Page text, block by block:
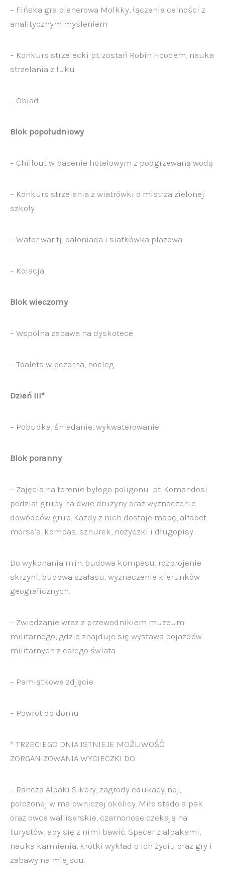
– Fińska gra plenerowa Molkky, łączenie celności z
analitycznym myśleniem
– Konkurs strzelecki pt. zostań Robin Hoodem, nauka
strzelania z łuku
– Obiad
Blok popołudniowy
– Chillout w basenie hotelowym z podgrzewaną wodą
– Konkurs strzelania z wiatrówki o mistrza zielonej
szkoły
– Water war tj. baloniada i siatkówka plażowa
– Kolacja
Blok wieczorny
– Wspólna zabawa na dyskotece
– Toaleta wieczorna, nocleg
Dzień III*
– Pobudka, śniadanie, wykwaterowanie
Blok poranny
– Zajęcia na terenie byłego poligonu pt. Komandosi
podział grupy na dwie drużyny oraz wyznaczenie
dowódców grup. Każdy z nich dostaje mapę, alfabet
morse’a, kompas, sznurek, nożyczki i długopisy.
Do wykonania m.in. budowa kompasu, rozbrojenie
skrzyni, budowa szałasu, wyznaczenie kierunków
geograficznych.
– Zwiedzanie wraz z przewodnikiem muzeum
militarnego, gdzie znajduje się wystawa pojazdów
militarnych z całego świata.
– Pamiątkowe zdjęcie
– Powrót do domu
* TRZECIEGO DNIA ISTNIEJE MOŻLIWOŚĆ
ZORGANIZOWANIA WYCIECZKI DO:
– Rancza Alpaki Sikory, zagrody edukacyjnej,
położonej w malowniczej okolicy. Miłe stado alpak
oraz owce walliserskie, czarnonose czekają na
turystów, aby się z nimi bawić. Spacer z alpakami,
nauka karmienia, krótki wykład o ich życiu oraz gry i
zabawy na miejscu.